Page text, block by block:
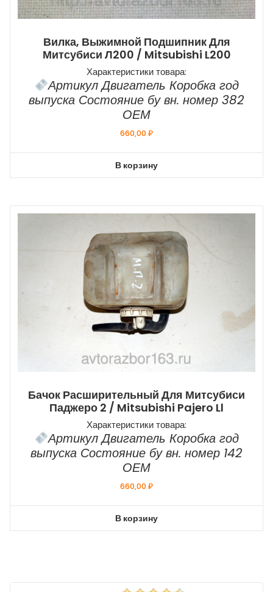
Вилка, Выжимной Подшипник Для
Митсубиси Л200 / Mitsubishi L200
Характеристики товара:
Артикул Двигатель Коробка год
выпуска Состояние бу вн. номер 382
ОЕМ
660,00₽
В корзину
Бачок Расширительный Для Митсубиси
Паджеро 2 / Mitsubishi Pajero Ll
Характеристики товара:
Артикул Двигатель Коробка год
выпуска Состояние бу вн. номер 142
ОЕМ
660,00₽
В корзину